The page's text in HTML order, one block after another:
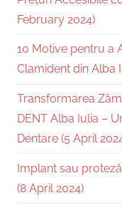
February 2024)
10 Motive pentru a
Clamident din Alba
Transformarea
DENT Alba Iulia –
Dentare (5 April
Implant sau
(8 April 2024)